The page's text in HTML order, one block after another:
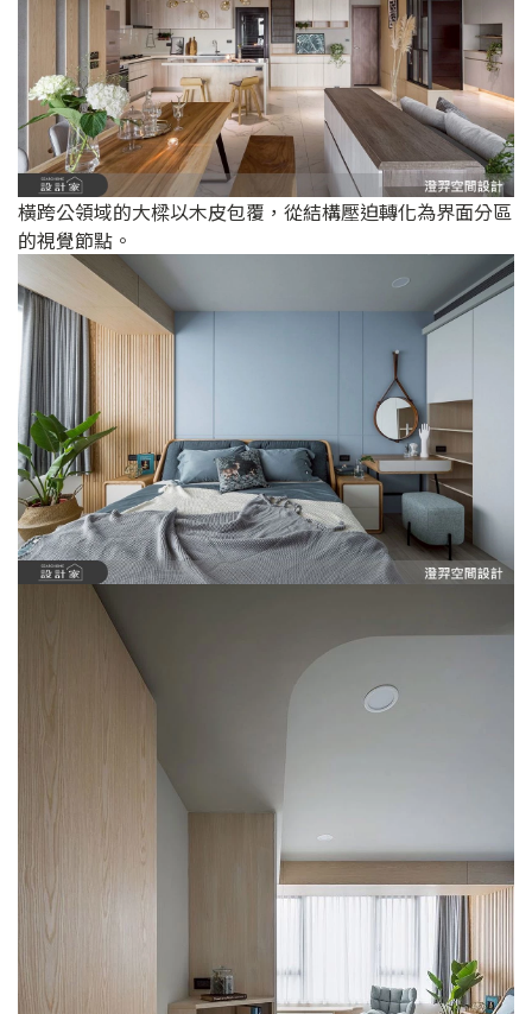
橫跨公領域的大樑以木皮包覆，從結構壓迫轉化為界面分區
的視覺節點。